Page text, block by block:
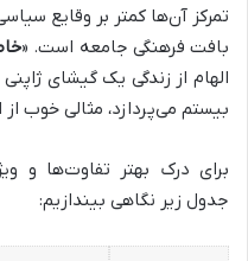
تمرکز آن‌ها کمتر بر وقایع
بافت فرهنگی جامعه است. «
الهام از زندگی یک گیشای
بیستم می‌پردازد، مثالی خوب
برای درک بهتر تفاوت‌ها و
جدول زیر نگاهی بیندازیم: